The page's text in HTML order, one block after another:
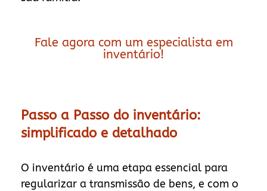
Fale agora com um especialista em
inventário!
Passo a Passo do inventário:
simplificado e detalhado
O inventário é uma etapa essencial para
regularizar a transmissão de bens, e com o